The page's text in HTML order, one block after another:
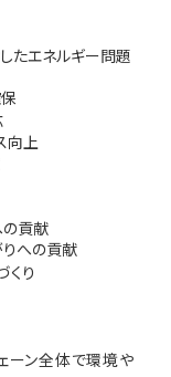
たエネルギー問題
向上
の貢献
りへの貢献
くり
ーン全体で環境や